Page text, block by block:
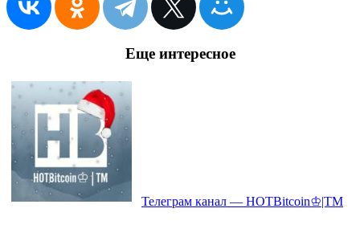
Еще интересное
Телеграм канал — HOTBitcoin♔|TM